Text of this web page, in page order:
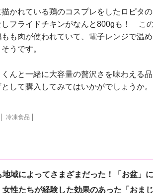
かれている鶏のコスプレをしたロピタの
フライドチキンがなんと800gも！ こ
も肉が使われていて、電子レンジで温
うです。
んと一緒に大容量の贅沢さを味わえる
して購入してみてはいかがでしょうか。
冷凍食品
域によってさまざまだった！「お盆」
女性たちが経験した効果のあった「おま